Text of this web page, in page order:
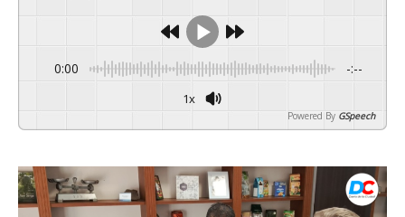
0:00 -:--
1x
Powered By GSpeech